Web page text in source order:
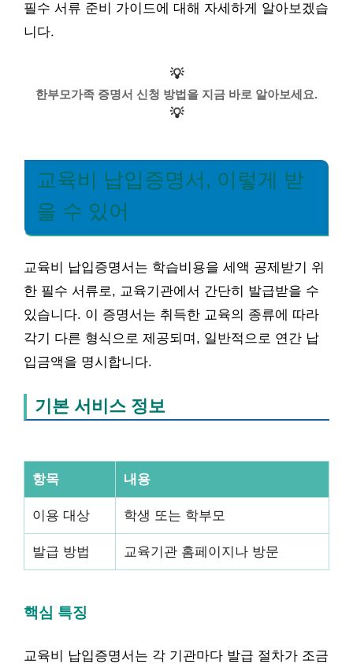
필수 서류 준비 가이드에 대해 자세하게 알아보겠습
니다.
💡
한부모가족 증명서 신청 방법을 지금 바로 알아보세요.
💡
교육비 납입증명서, 이렇게 받
을 수 있어
교육비 납입증명서는 학습비용을 세액 공제받기 위
한 필수 서류로, 교육기관에서 간단히 발급받을 수
있습니다. 이 증명서는 취득한 교육의 종류에 따라
각기 다른 형식으로 제공되며, 일반적으로 연간 납
입금액을 명시합니다.
기본 서비스 정보
항목 내용
이용 대상 학생 또는 학부모
발급 방법 교육기관 홈페이지나 방문
핵심 특징
교육비 납입증명서는 각 기관마다 발급 절차가 조금